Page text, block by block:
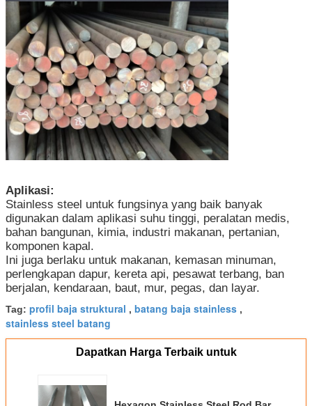
Aplikasi:
Stainless steel untuk fungsinya yang baik banyak
digunakan dalam aplikasi suhu tinggi, peralatan medis,
bahan bangunan, kimia, industri makanan, pertanian,
komponen kapal.
Ini juga berlaku untuk makanan, kemasan minuman,
perlengkapan dapur, kereta api, pesawat terbang, ban
berjalan, kendaraan, baut, mur, pegas, dan layar.
Tag: profil baja struktural , batang baja stainless ,
stainless steel batang
Dapatkan Harga Terbaik untuk